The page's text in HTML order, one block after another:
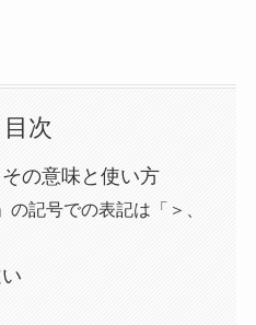
目次
の意味と使い方
の記号での表記は「＞、